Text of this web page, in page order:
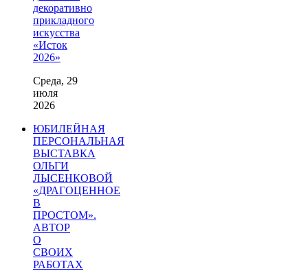
декоративно
прикладного
искусства
«Исток
2026»
Среда, 29
июля
2026
ЮБИЛЕЙНАЯ
ПЕРСОНАЛЬНАЯ
ВЫСТАВКА
ОЛЬГИ
ЛЫСЕНКОВОЙ
«ДРАГОЦЕННОЕ
В
ПРОСТОМ».
АВТОР
О
СВОИХ
РАБОТАХ